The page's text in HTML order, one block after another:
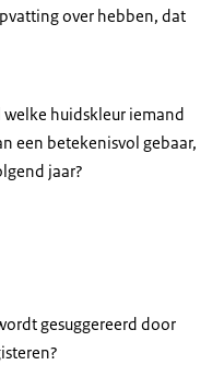
over hebben, dat
huidskleur iemand
een betekenisvol gebaar,
jaar?
gesuggereerd door